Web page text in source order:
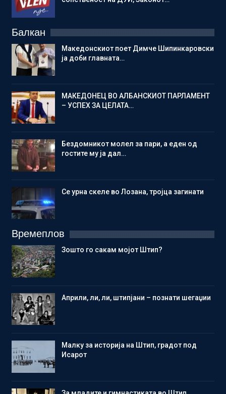
Балкан
Македонскиот поет Димче Шипинкаровски
ја доби главната…
МАКЕДОНЕЦ ВО АЛБАНСКИОТ ПАРЛАМЕНТ
– УСПЕХ ЗА ЦЕЛАТА…
Бездомникот молел за пари, а еден од
гостите му ја дал…
Се урна скеле во Лозана, тројца загинати
Времеплов
Зошто го сакам мојот Штип?
Aприли, ли, ли, штипјани – познати шегаџии
Малку за историја на Штип, градот под
Исарот